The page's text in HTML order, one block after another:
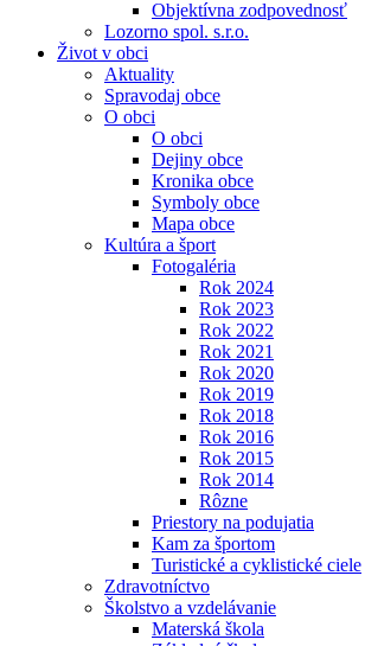
Objektívna zodpovednosť
Lozorno spol. s.r.o.
Život v obci
Aktuality
Spravodaj obce
O obci
O obci
Dejiny obce
Kronika obce
Symboly obce
Mapa obce
Kultúra a šport
Fotogaléria
Rok 2024
Rok 2023
Rok 2022
Rok 2021
Rok 2020
Rok 2019
Rok 2018
Rok 2016
Rok 2015
Rok 2014
Rôzne
Priestory na podujatia
Kam za športom
Turistické a cyklistické ciele
Zdravotníctvo
Školstvo a vzdelávanie
Materská škola